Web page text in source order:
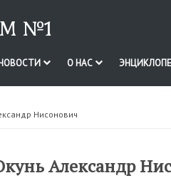
№1
О НАС
Нисонович
Александр